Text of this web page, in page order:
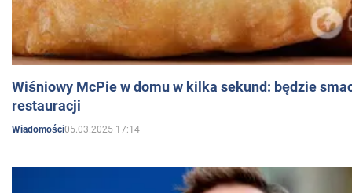
Wiśniowy McPie w domu w kilka sekund: będzie
restauracji
Wiadomości05.03.2025 17:14